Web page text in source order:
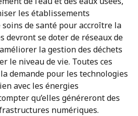
les établissements
soins de santé pour accroître la
devront se doter de réseaux de
la gestion des déchets
le niveau de vie. Toutes ces
demande pour les technologies
avec les énergies
qu’elles généreront des
numériques.